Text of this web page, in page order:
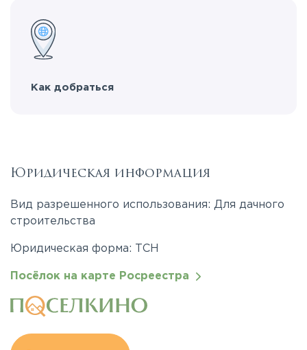
Как добраться
Юридическая информация
Вид разрешенного использования: Для дачного
строительства
Юридическая форма: ТСН
Посёлок на карте Росреестра